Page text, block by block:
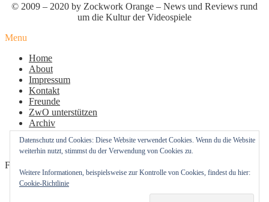
© 2009 – 2020 by Zockwork Orange – News und Reviews rund
um die Kultur der Videospiele
Menu
Home
About
Impressum
Kontakt
Freunde
ZwO unterstützen
Archiv
Datenschutz
Cookie-Richtlinie (EU)
Follow Us
ProfilProfilProfil
Datenschutz und Cookies: Diese Website verwendet Cookies. Wenn du die Website
weiterhin nutzt, stimmst du der Verwendung von Cookies zu.
Weitere Informationen, beispielsweise zur Kontrolle von Cookies, findest du hier:
Cookie-Richtlinie